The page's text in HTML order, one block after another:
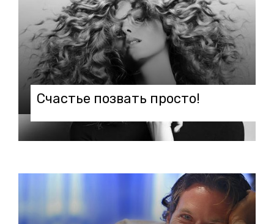
07.02.2019 в 08:31
Счастье позвать просто!